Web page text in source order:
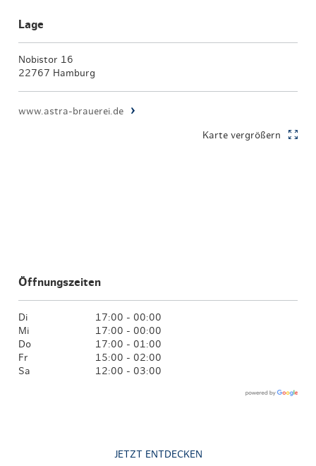
Lage
Nobistor 16
22767 Hamburg
www.astra-brauerei.de
Karte vergrößern
Öffnungszeiten
Di
17:00 - 00:00
Mi
17:00 - 00:00
Do
17:00 - 01:00
Fr
15:00 - 02:00
Sa
12:00 - 03:00
JETZT ENTDECKEN